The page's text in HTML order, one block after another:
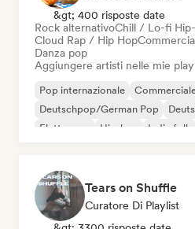
&gt; 400 risposte date
Rock alternativoChill / Lo-fi
Cloud Rap / Hip Hop
Danza pop
Aggiungere artisti nelle mie
Pop internazionale
Deutschpop/German Pop
Elettropop
Hip-hop Indie folk
Tears on Shuffle
Curatore Di Playlist